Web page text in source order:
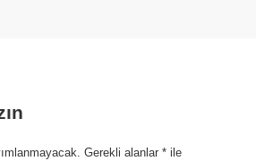
Gerekli alanlar * ile